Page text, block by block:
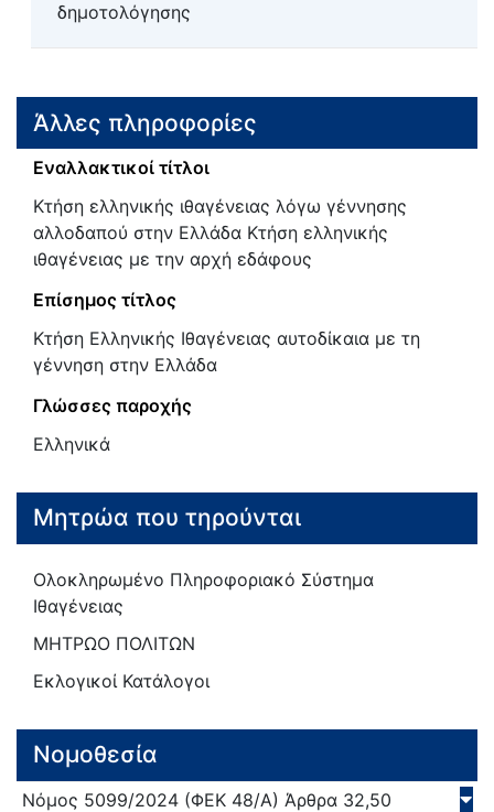
δημοτολόγησης
Άλλες πληροφορίες
Εναλλακτικοί τίτλοι
Κτήση ελληνικής ιθαγένειας λόγω γέννησης
αλλοδαπού στην Ελλάδα Κτήση ελληνικής
ιθαγένειας με την αρχή εδάφους
Επίσημος τίτλος
Κτήση Ελληνικής Ιθαγένειας αυτοδίκαια με τη
γέννηση στην Ελλάδα
Γλώσσες παροχής
Ελληνικά
Μητρώα που τηρούνται
Ολοκληρωμένο Πληροφοριακό Σύστημα
Ιθαγένειας
ΜΗΤΡΩΟ ΠΟΛΙΤΩΝ
Εκλογικοί Κατάλογοι
Νομοθεσία
Νόμος 5099/2024 (ΦΕΚ 48/Α) Άρθρα 32,50